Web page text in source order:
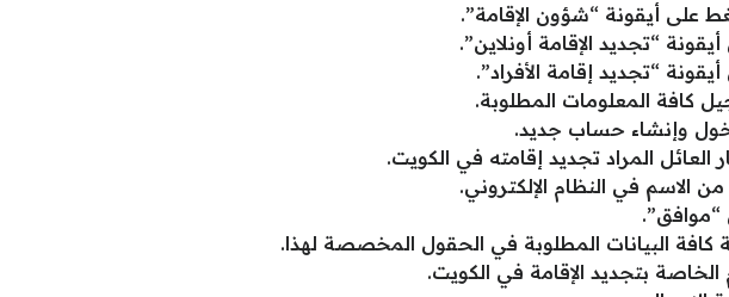
على أيقونة “شؤون الإقامة”.
“تجديد الإقامة أونلاين”.
“تجديد إقامة الأفراد”.
كافة المعلومات المطلوبة.
وإنشاء حساب جديد.
العائل المراد تجديد إقامته في الكويت.
الاسم في النظام الإلكتروني.
كافة البيانات المطلوبة في الحقول المخصصة لهذا.
بتجديد الإقامة في الكويت.